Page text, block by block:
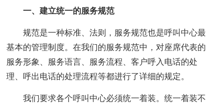
一、建立统一的服务规范
规范是一种标准、法则，服务规范也是呼叫中心最
基本的管理制度。在我们的服务规范中，对座席代表的
服务形象、服务语言、服务流程、客户呼入电话的处
理、呼出电话的处理流程等都进行了详细的规定。
我们要求各个呼叫中心必须统一着装。统一着装不